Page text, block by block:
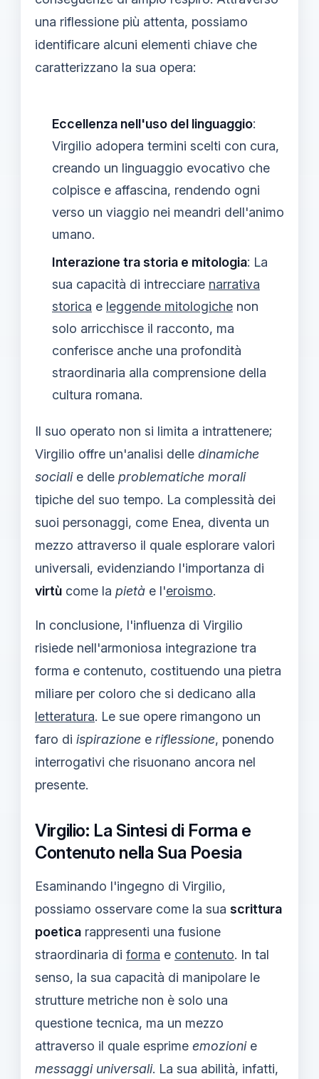
una riflessione più attenta, possiamo
identificare alcuni elementi chiave che
caratterizzano la sua opera:
Eccellenza nell'uso del linguaggio:
Virgilio adopera termini scelti con cura,
creando un linguaggio evocativo che
colpisce e affascina, rendendo ogni
verso un viaggio nei meandri dell'animo
umano.
Interazione tra storia e mitologia: La
sua capacità di intrecciare narrativa
storica e leggende mitologiche non
solo arricchisce il racconto, ma
conferisce anche una profondità
straordinaria alla comprensione della
cultura romana.
Il suo operato non si limita a intrattenere;
Virgilio offre un'analisi delle dinamiche
socialie delle problematiche morali
tipiche del suo tempo. La complessità dei
suoi personaggi, come Enea, diventa un
mezzo attraverso il quale esplorare valori
universali, evidenziando l'importanza di
virtù come la pietà e l'eroismo.
In conclusione, l'influenza di Virgilio
risiede nell'armoniosa integrazione tra
forma e contenuto, costituendo una pietra
miliare per coloro che si dedicano alla
letteratura. Le sue opere rimangono un
faro di ispirazione e riflessione, ponendo
interrogativi che risuonano ancora nel
presente.
Virgilio: La Sintesi di Forma e
Contenuto nella Sua Poesia
Esaminando l'ingegno di Virgilio,
possiamo osservare come la sua scrittura
poetica rappresenti una fusione
straordinaria di forma e contenuto. In tal
senso, la sua capacità di manipolare le
strutture metriche non è solo una
questione tecnica, ma un mezzo
attraverso il quale esprime emozionie
messaggi universali. La sua abilità, infatti,